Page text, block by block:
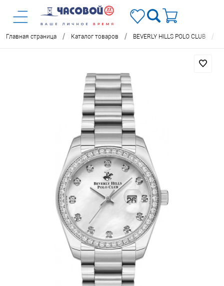
Главная страница / Каталог товаров / BEVERLY HILLS POLO CLUB /